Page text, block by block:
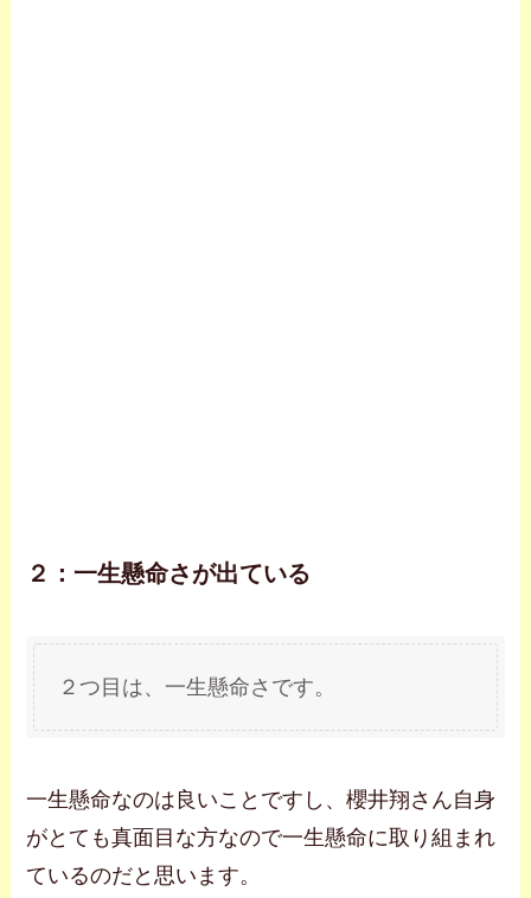
２：一生懸命さが出ている
２つ目は、一生懸命さです。
一生懸命なのは良いことですし、櫻井翔さん自身
がとても真面目な方なので一生懸命に取り組まれ
ているのだと思います。